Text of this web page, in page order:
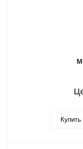
Купить